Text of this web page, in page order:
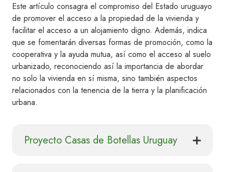
Este artículo consagra el compromiso del Estado uruguayo
de promover el acceso a la propiedad de la vivienda y
facilitar el acceso a un alojamiento digno. Además, indica
que se fomentarán diversas formas de promoción, como la
cooperativa y la ayuda mutua, así como el acceso al suelo
urbanizado, reconociendo así la importancia de abordar
no solo la vivienda en sí misma, sino también aspectos
relacionados con la tenencia de la tierra y la planificación
urbana.
Proyecto Casas de Botellas Uruguay